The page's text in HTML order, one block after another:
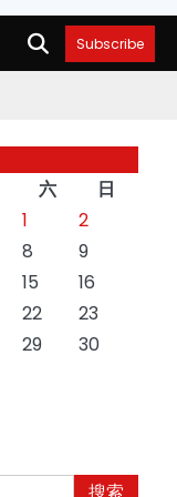
Subscribe
六
日
1
2
8
9
15
16
22
23
29
30